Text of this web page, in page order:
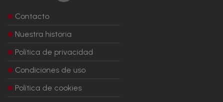
Contacto
Nuestra historia
Política de privacidad
Condiciones de uso
Política de cookies